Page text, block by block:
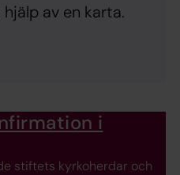
av en karta.
i
stiftets kyrkoherdar och